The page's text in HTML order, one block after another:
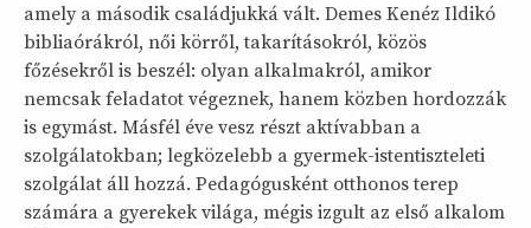
amely a második családjukká vált. Demes Kenéz Ildikó
bibliaórákról, női körről, takarításokról, közös
főzésekről is beszél: olyan alkalmakról, amikor
nemcsak feladatot végeznek, hanem közben hordozzák
is egymást. Másfél éve vesz részt aktívabban a
szolgálatokban; legközelebb a gyermek-istentiszteleti
szolgálat áll hozzá. Pedagógusként otthonos terep
számára a gyerekek világa, mégis izgult az első alkalom